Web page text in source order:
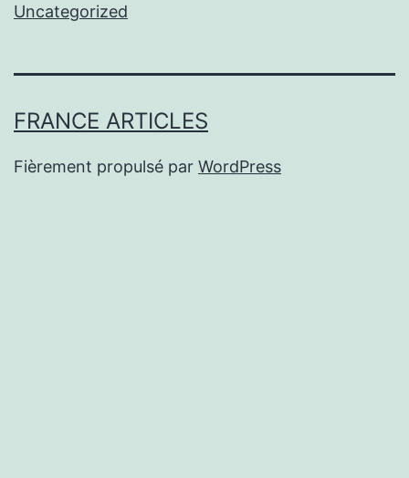
Uncategorized
FRANCE ARTICLES
Fièrement propulsé par WordPress